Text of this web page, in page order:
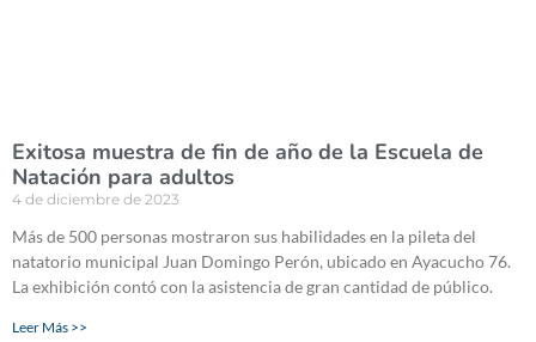
Exitosa muestra de fin de año de la Escuela de
Natación para adultos
4 de diciembre de 2023
Más de 500 personas mostraron sus habilidades en la pileta del
natatorio municipal Juan Domingo Perón, ubicado en Ayacucho 76.
La exhibición contó con la asistencia de gran cantidad de público.
Leer Más >>